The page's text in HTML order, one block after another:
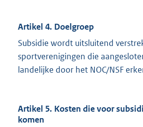
Artikel 4. Doelgroep
Subsidie wordt uitsluitend
sportverenigingen die
landelijke door het NOC/NSF
Artikel 5. Kosten die voor
komen